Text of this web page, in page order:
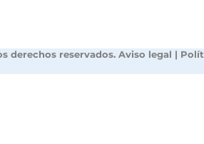
derechos reservados. Aviso legal |